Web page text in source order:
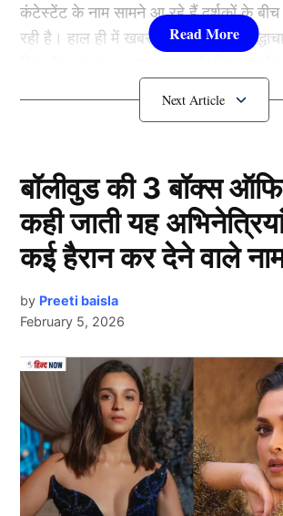
कंटेस्टेंट के नाम सामने आ रहे हैं दर्शकों के बीच
रही है। हाल ही में खबर आई थी कि
Bigg Boss 18 में नजर आएंगे
Aniruddh Acharya
बता दें कि अनिरुद्धाचार्य महाराज ने खुद इस
Next
बॉलीवुड की 3 बॉक्स
कही जाती यह
कई हैरान कर देने वाले
by Preeti baisla
February 5, 2026